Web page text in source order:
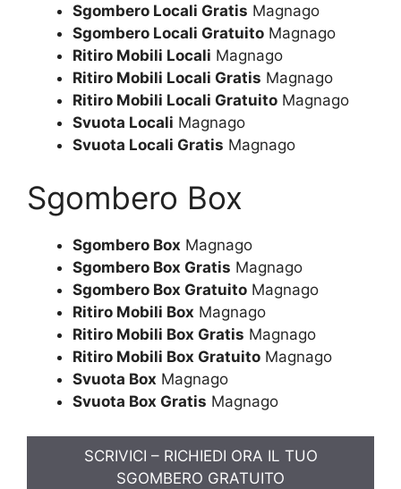
Sgombero Locali Gratis Magnago
Sgombero Locali Gratuito Magnago
Ritiro Mobili Locali Magnago
Ritiro Mobili Locali Gratis Magnago
Ritiro Mobili Locali Gratuito Magnago
Svuota Locali Magnago
Svuota Locali Gratis Magnago
Sgombero Box
Sgombero Box Magnago
Sgombero Box Gratis Magnago
Sgombero Box Gratuito Magnago
Ritiro Mobili Box Magnago
Ritiro Mobili Box Gratis Magnago
Ritiro Mobili Box Gratuito Magnago
Svuota Box Magnago
Svuota Box Gratis Magnago
SCRIVICI – RICHIEDI ORA IL TUO
SGOMBERO GRATUITO